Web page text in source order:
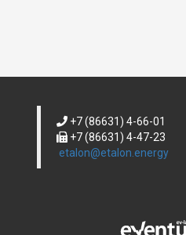
+7 (86631) 4-66-01
+7 (86631) 4-47-23
etalon@etalon.energy